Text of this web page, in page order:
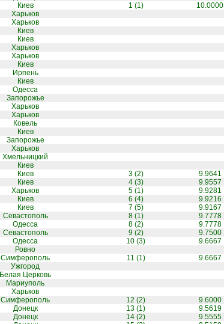
Киев 1 (1) 10.0000
Харьков
Харьков
Киев
Киев
Харьков
Харьков
Киев
Ирпень
Киев
Одесса
Запорожье
Харьков
Харьков
Ковель
Киев
Запорожье
Харьков
Хмельницкий
Киев
Киев 3 (2) 9.9641
Киев 4 (3) 9.9557
Харьков 5 (1) 9.9281
Киев 6 (4) 9.9216
Киев 7 (5) 9.9167
Севастополь 8 (1)
9.7778
Одесса 8 (2) 9.7778
Севастополь 9 (2)
9.7500
Одесса 10 (3) 9.6667
Ровно
Симферополь 11 (1)
9.6667
Ужгород
Белая Церковь
Мариуполь
Харьков
Симферополь 12 (2) 9.6000
Донецк 13 (1) 9.5619
Донецк 14 (2)
9.5555